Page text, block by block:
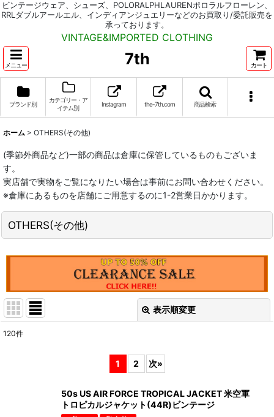
ビンテージウェア、シューズ、POLORALPHLAURENポロラルフローレン、
RRLダブルアールエル、インディアンジュエリーなどのお買取り/委託販売を
承っております。
VINTAGE&IMPORTED CLOTHING
メニュー 7th カート
ブランド別
カテゴリー・ア
イテム別
Instagram the-7th.com 商品検索
ホーム > OTHERS(その他)
(季節外商品など)一部の商品は倉庫に保管しているものもございま
す。
実店舗で実物をご覧になりたい場合は事前にお問い合わせください。
※倉庫にあるものを店舗にご用意するのに1-2営業日かかります。
OTHERS(その他)
表示順変更
絞り込む
120件
1 2 次»
50s US AIR FORCE TROPICAL JACKET 米空軍
トロピカルジャケット(44R)ビンテージ